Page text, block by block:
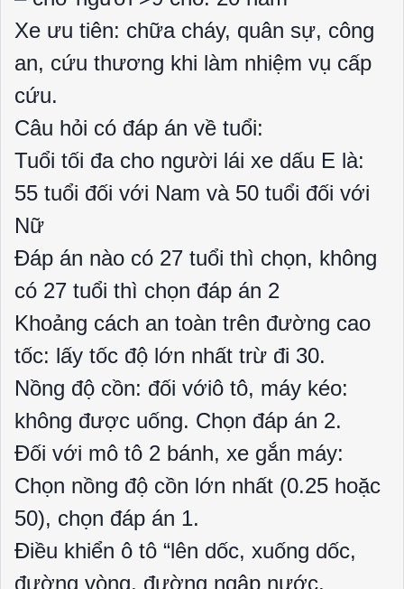
Xe ưu tiên: chữa cháy, quân sự, công
an, cứu thương khi làm nhiệm vụ cấp
cứu.
Câu hỏi có đáp án về tuổi:
Tuổi tối đa cho người lái xe dấu E là:
55 tuổi đối với Nam và 50 tuổi đối với
Nữ
Đáp án nào có 27 tuổi thì chọn, không
có 27 tuổi thì chọn đáp án 2
Khoảng cách an toàn trên đường cao
tốc: lấy tốc độ lớn nhất trừ đi 30.
Nồng độ cồn: đối vớiô tô, máy kéo:
không được uống. Chọn đáp án 2.
Đối với mô tô 2 bánh, xe gắn máy:
Chọn nồng độ cồn lớn nhất (0.25 hoặc
50), chọn đáp án 1.
Điều khiển ô tô “lên dốc, xuống dốc,
đường vòng, đường ngập nước,